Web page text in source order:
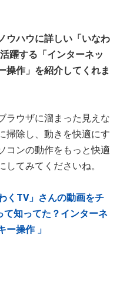
ウハウに詳しい「いなわ
躍する「インターネッ
操作」を紹介してくれま
ラウザに溜まった見えな
掃除し、動きを快適にす
コンの動作をもっと快適
てみてくださいね。
くTV」さんの動画をチ
知ってた？インターネ
ー操作 」